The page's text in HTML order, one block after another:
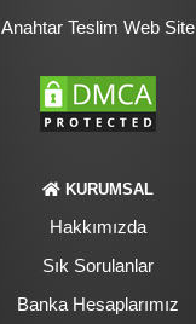
Anahtar Teslim Web Site
KURUMSAL
Hakkımızda
Sık Sorulanlar
Banka Hesaplarımız